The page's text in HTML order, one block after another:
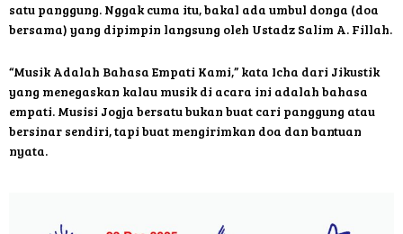
satu panggung. Nggak cuma itu, bakal ada umbul donga (doa
bersama) yang dipimpin langsung oleh Ustadz Salim A. Fillah.
“Musik Adalah Bahasa Empati Kami,” kata Icha dari Jikustik
yang menegaskan kalau musik di acara ini adalah bahasa
empati. Musisi Jogja bersatu bukan buat cari panggung atau
bersinar sendiri, tapi buat mengirimkan doa dan bantuan
nyata.